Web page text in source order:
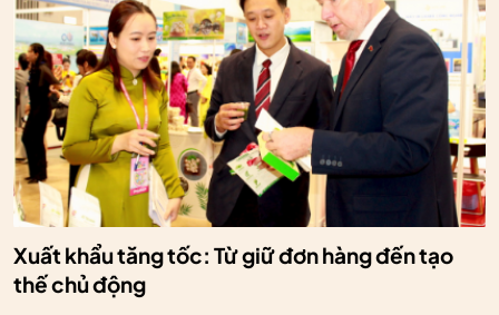
Xuất khẩu tăng tốc: Từ giữ đơn hàng đến tạo
thế chủ động